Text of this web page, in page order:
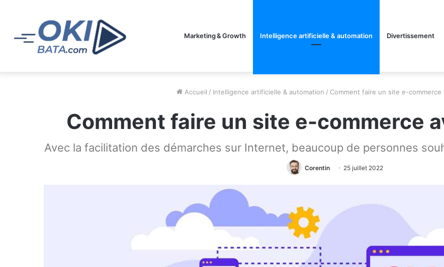
Marketing & Growth Intelligence artificielle & automation Divertissement
Accueil / Intelligence artificielle & automation / Comment faire un site e-commerce
Comment faire un site e-commerce
Avec la facilitation des démarches sur Internet, beaucoup de personnes
Corentin 25 juillet 2022